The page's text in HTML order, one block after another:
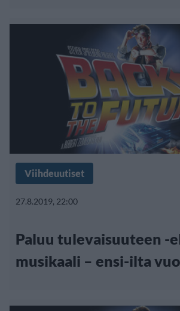
Viihdeuutiset
27.8.2019, 22:00
Paluu tulevaisuuteen -
musikaali – ensi-ilta